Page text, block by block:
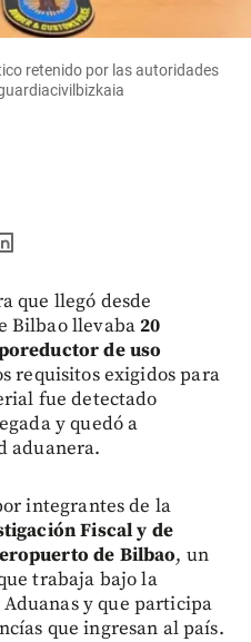
retenido por las autoridades
que llegó desde
Bilbao llevaba20
de uso
requisitos exigidos para
fue detectado
y quedó a
aduanera.
integrantes de la
Fiscal y de
de Bilbao, un
trabaja bajo la
y que participa
que ingresan al país.